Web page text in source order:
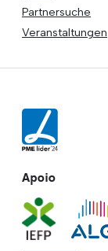
Partnersuche
Veranstaltungen
Apoio